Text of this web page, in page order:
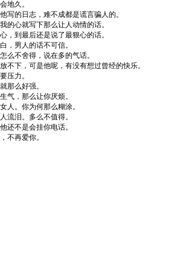
地久。
写的日志，难不成都是谎言骗人的。
的心就写下那么让人动情的话。
，到最后还是说了最狠心的话。
，男人的话不可信。
么不舍得，说在多的气话。
不下，可是他呢，有没有想过曾经的快乐。
压力。
那么好强。
气，那么让你厌烦。
人。你为何那么糊涂。
流泪。多么不值得。
还不是会挂你电话。
不再爱你。